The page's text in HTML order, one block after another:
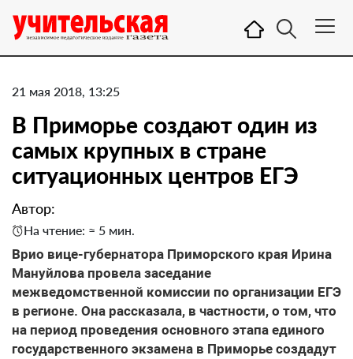
21 мая 2018, 13:25
В Приморье создают один из
самых крупных в стране
ситуационных центров ЕГЭ
Автор:
На чтение: ≈ 5 мин.
Врио вице-губернатора Приморского края Ирина
Мануйлова провела заседание
межведомственной комиссии по организации ЕГЭ
в регионе. Она рассказала, в частности, о том, что
на период проведения основного этапа единого
государственного экзамена в Приморье создадут